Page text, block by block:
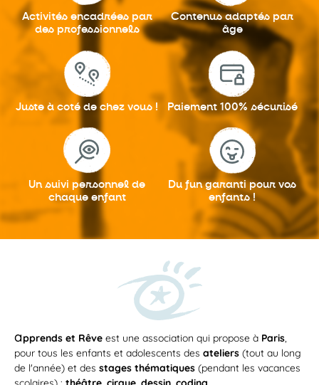
Activités encadrées par
des professionnels
Contenus adaptés par
âge
Juste à coté de chez vous ! Paiement 100% sécurisé
Un suivi personnel de
chaque enfant
Du fun garantipour vos
enfants !
apprends et Rêve est une association qui propose à Paris,
pour tous les enfants et adolescents des ateliers (tout au long
de l'année) et des stages thématiques (pendant les vacances